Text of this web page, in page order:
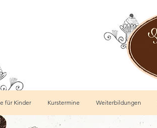
für Kinder Kurstermine Weiterbildungen